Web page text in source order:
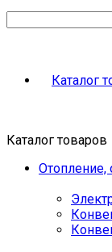
Каталог
Каталог товаров
Отопление,